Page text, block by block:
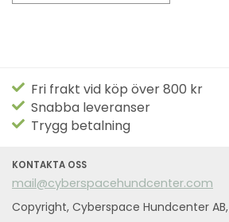
Fri frakt vid köp över 800 kr
Snabba leveranser
Trygg betalning
KONTAKTA OSS
mail@cyberspacehundcenter.com
Copyright, Cyberspace Hundcenter AB,